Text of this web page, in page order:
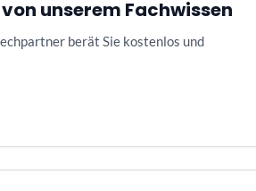
unserem Fachwissen
berät Sie kostenlos und